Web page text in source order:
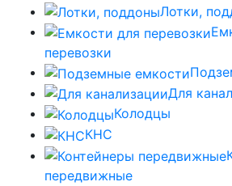
Лотки,
перевозки
Для
Колодцы
КНС
передвижные